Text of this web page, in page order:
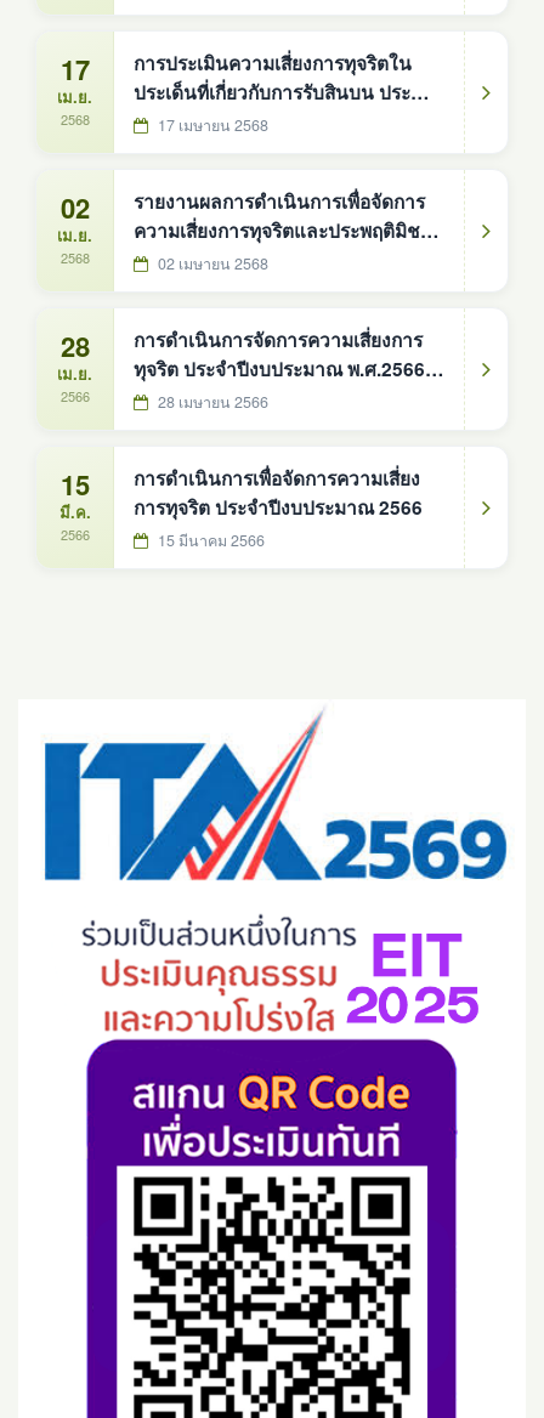
17
เม.ย.
2568
การประเมินความเสี่ยงการทุจริตใน
ประเด็นที่เกี่ยวกับการรับสินบน ประจำปี
พ.ศ. 2568
17 เมษายน 2568
02
เม.ย.
2568
รายงานผลการดำเนินการเพื่อจัดการ
ความเสี่ยงการทุจริตและประพฤติมิชอบ
ประจำปีงบประมาณ พ.ศ. 2567
02 เมษายน 2568
28
เม.ย.
2566
การดำเนินการจัดการความเสี่ยงการ
ทุจริต ประจำปีงบประมาณ พ.ศ.2566
(รอบ 6 เดือน)
28 เมษายน 2566
15
มี.ค.
2566
การดำเนินการเพื่อจัดการความเสี่ยง
การทุจริต ประจำปีงบประมาณ 2566
15 มีนาคม 2566